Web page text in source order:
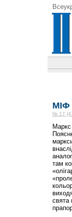
№ 17
Маркс
там
свята